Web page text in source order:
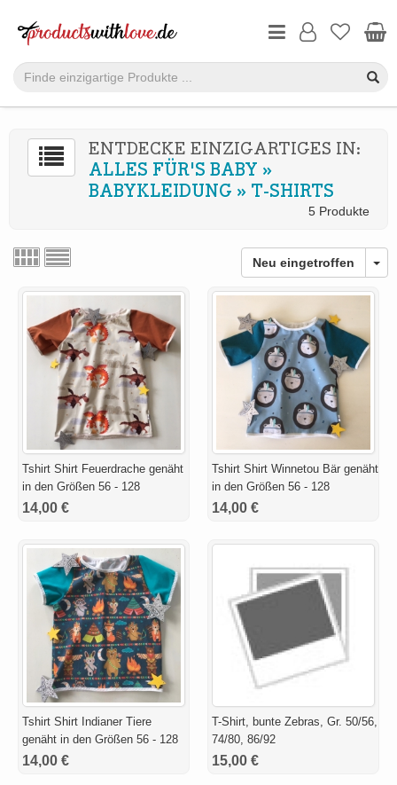
ENTDECKE EINZIGARTIGES IN:
ALLES FÜR'S BABY »
BABYKLEIDUNG » T-SHIRTS
5 Produkte
Neu eingetroffen
Tshirt Shirt Feuerdrache genäht
in den Größen 56 - 128
14,00 €
Tshirt Shirt Winnetou Bär genäht
in den Größen 56 - 128
14,00 €
Tshirt Shirt Indianer Tiere
genäht in den Größen 56 - 128
14,00 €
T-Shirt, bunte Zebras, Gr. 50/56,
74/80, 86/92
15,00 €